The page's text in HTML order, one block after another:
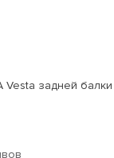
Vesta задней балки